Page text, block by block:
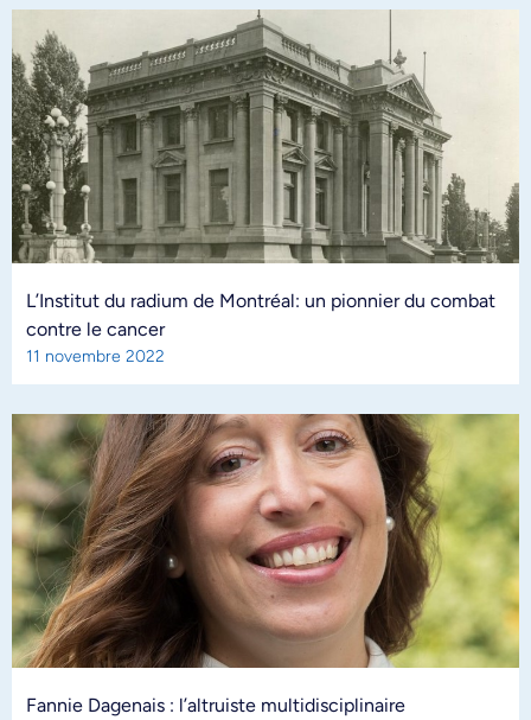
L’Institut du radium de Montréal: un pionnier du combat
contre le cancer
11 novembre 2022
Fannie Dagenais : l’altruiste multidisciplinaire